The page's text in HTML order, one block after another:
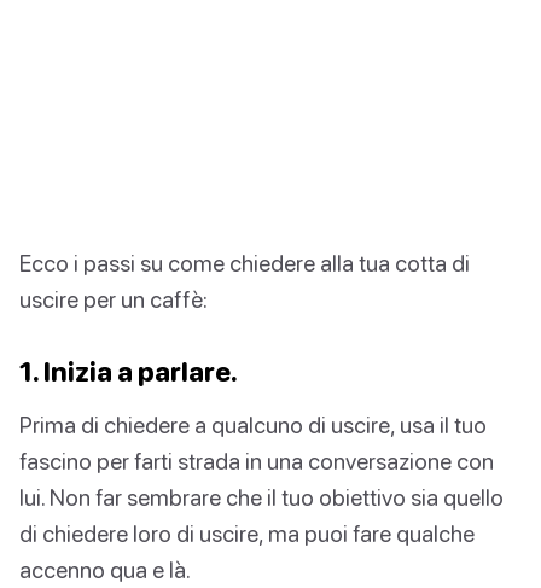
Ecco i passi su come chiedere alla tua cotta di
uscire per un caffè:
1. Inizia a parlare.
Prima di chiedere a qualcuno di uscire, usa il tuo
fascino per farti strada in una conversazione con
lui. Non far sembrare che il tuo obiettivo sia quello
di chiedere loro di uscire, ma puoi fare qualche
accenno qua e là.